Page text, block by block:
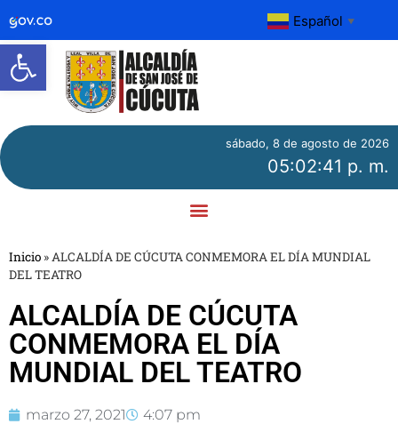
Abrir barra de herramientas
Español ▼
sábado, 8 de agosto de 2026
05:02:42 p. m.
Inicio » ALCALDÍA DE CÚCUTA CONMEMORA EL DÍA MUNDIAL
DEL TEATRO
ALCALDÍA DE CÚCUTA
CONMEMORA EL DÍA
MUNDIAL DEL TEATRO
marzo 27, 2021 4:07 pm